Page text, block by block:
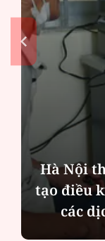
Hà Nội
tạo điều
các